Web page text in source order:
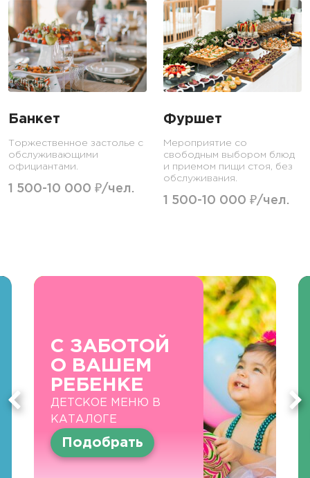
Банкет
Торжественное застолье с
обслуживающими
официантами.
1 500-10 000 ₽/чел.
Фуршет
Мероприятие со
свободным выбором блюд
и приемом пищи стоя, без
обслуживания.
1 500-10 000 ₽/чел.
С ЗАБОТОЙ
О ВАШЕМ
РЕБЕНКЕ
ДЕТСКОЕ МЕНЮ В
КАТАЛОГЕ
Подобрать